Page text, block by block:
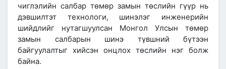
чиглэлийн салбар төмөр замын төслийн гүүр нь
дэвшилтэт технологи, шинэлэг инженерийн
шийдлийг нутагшуулсан Монгол Улсын төмөр
замын салбарын шинэ түвшний бүтээн
байгуулалтыг хийсэн онцлох төслийн нэг болж
байна.